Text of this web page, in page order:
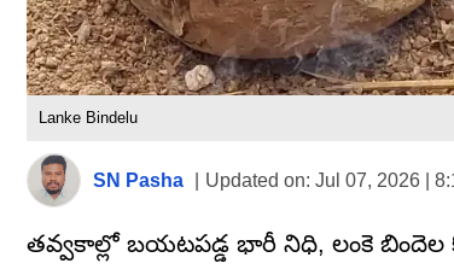
Lanke Bindelu
SN Pasha Updated on: Jul 07, 2026 |
తవ్వకాల్లో బయటపడ్డ భారీ నిధి, లంకె బిందెల